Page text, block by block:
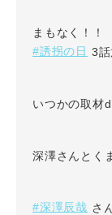
まもなく！！
#誘拐の日 3
いつかの取材
深澤さんとく
#深澤辰哉 さ